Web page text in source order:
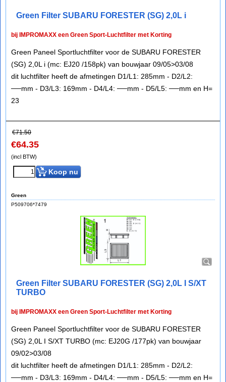
Green Filter SUBARU FORESTER (SG) 2,0L i
bij IMPROMAXX een Green Sport-Luchtfilter met Korting
Green Paneel Sportluchtfilter voor de SUBARU FORESTER
(SG) 2,0L i (mc: EJ20 /158pk) van bouwjaar 09/05>03/08
dit luchtfilter heeft de afmetingen D1/L1: 285mm - D2/L2:
──mm - D3/L3: 169mm - D4/L4: ──mm - D5/L5: ──mm en H=
23
€71.50
€64.35
(incl BTW)
Koop nu
Green
P509706*7479
Green Filter SUBARU FORESTER (SG) 2,0L I S/XT
TURBO
bij IMPROMAXX een Green Sport-Luchtfilter met Korting
Green Paneel Sportluchtfilter voor de SUBARU FORESTER
(SG) 2,0L I S/XT TURBO (mc: EJ20G /177pk) van bouwjaar
09/02>03/08
dit luchtfilter heeft de afmetingen D1/L1: 285mm - D2/L2:
──mm - D3/L3: 169mm - D4/L4: ──mm - D5/L5: ──mm en H=